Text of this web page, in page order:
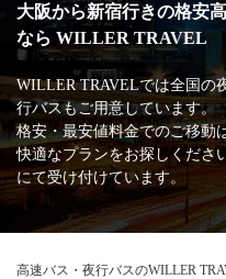
大阪から新宿行きの格安
なら WILLER TRAVEL
WILLER TRAVELでは全国の
行バスもご用意しています。
格安・最安値料金でのご移動
快適なプランをお探しくださ
にて受け付けています。
高速バス・夜行バスのWILLER